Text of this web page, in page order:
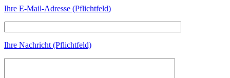
Ihre E-Mail-Adresse (Pflichtfeld)
Ihre Nachricht (Pflichtfeld)